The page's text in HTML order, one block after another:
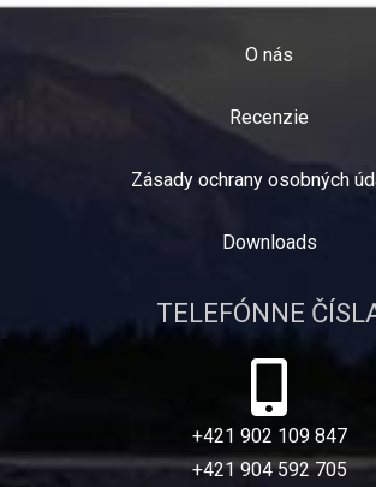
O nás
Recenzie
Zásady ochrany osobných
Downloads
TELEFÓNNE
+421 902 109 847
+421 904 592 705